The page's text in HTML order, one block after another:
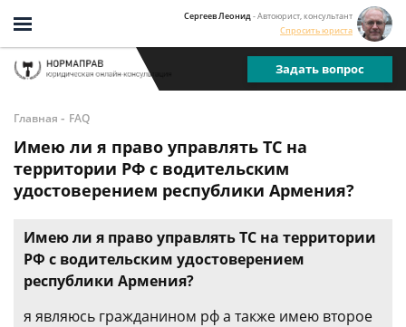
Сергеев Леонид - Автоюрист, консультант
Спросить юриста
Задать вопрос
Главная - FAQ
Имею ли я право управлять ТС на
территории РФ с водительским
удостоверением республики Армения?
Имею ли я право управлять ТС на территории
РФ с водительским удостоверением
республики Армения?
я являюсь гражданином рф а также имею второе